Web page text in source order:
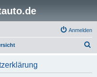
Anmelden